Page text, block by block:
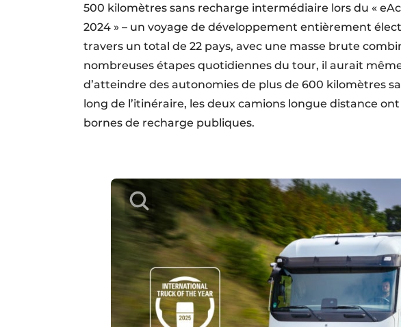
500 kilomètres sans recharge intermédiaire lors du «
2024 » – un voyage de développement entièrement
travers un total de 22 pays, avec une masse brute
nombreuses étapes quotidiennes du tour, il aurait
d’atteindre des autonomies de plus de 600 kilomètres
long de l’itinéraire, les deux camions longue distance
bornes de recharge publiques.